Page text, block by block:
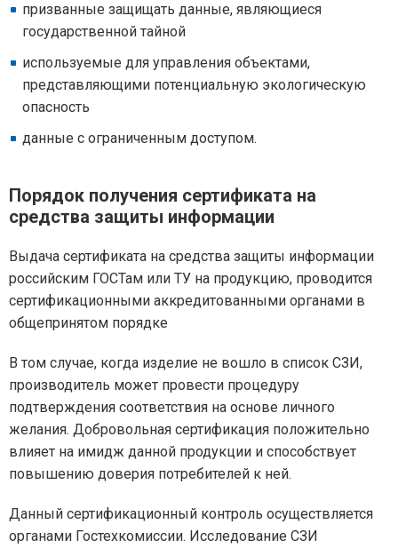
призванные защищать данные, являющиеся
государственной тайной
используемые для управления объектами,
представляющими потенциальную экологическую
опасность
данные с ограниченным доступом.
Порядок получения сертификата на
средства защиты информации
Выдача сертификата на средства защиты информации
российским ГОСТам или ТУ на продукцию, проводится
сертификационными аккредитованными органами в
общепринятом порядке
В том случае, когда изделие не вошло в список СЗИ,
производитель может провести процедуру
подтверждения соответствия на основе личного
желания. Добровольная сертификация положительно
влияет на имидж данной продукции и способствует
повышению доверия потребителей к ней.
Данный сертификационный контроль осуществляется
органами Гостехкомиссии. Исследование СЗИ